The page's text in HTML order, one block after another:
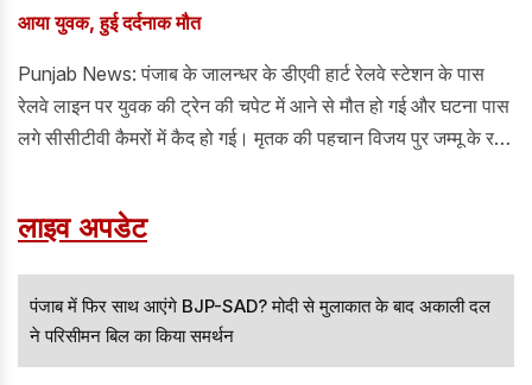
आया युवक, हुई दर्दनाक मौत
Punjab News: पंजाब के जालन्धर के डीएवी हार्ट रेलवे स्टेशन के पास
रेलवे लाइन पर युवक की ट्रेन की चपेट में आने से मौत हो गई और घटना पास
लगे सीसीटीवी कैमरों में कैद हो गई। मृतक की पहचान विजय पुर जम्मू के रहने
पुलिस ने शव को कब्जे में लेकर पोस्टमार्टम के लिए सिविल अस्पताल में रखवा
लाइव अपडेट
पंजाब में फिर साथ आएंगे BJP-SAD? मोदी से मुलाकात के बाद अकाली दल
ने परिसीमन बिल का किया समर्थन